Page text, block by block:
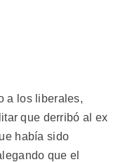
a los liberales,
que derribó al ex
había sido
que el